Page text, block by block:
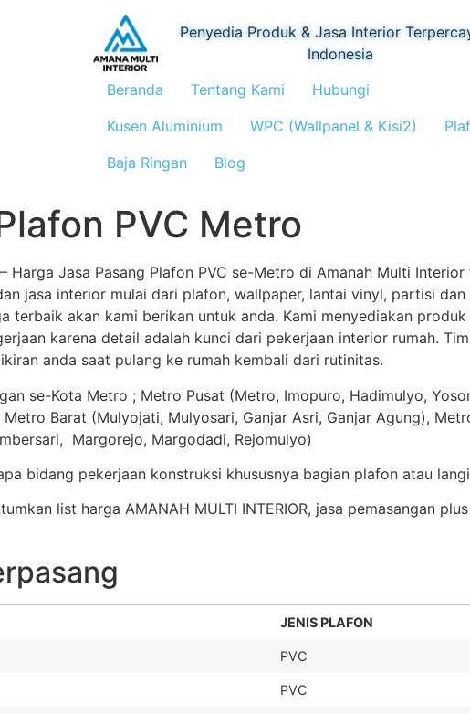
Penyedia Produk & Jasa Interior
Indonesia
Beranda
Tentang Kami
Hubungi
Kusen Aluminium
WPC (Wallpanel & Kisi2)
Baja Ringan
Blog
PVC Metro
– Harga Jasa Pasang Plafon PVC se-Metro di Amanah Multi
jasa interior mulai dari plafon, wallpaper, lantai vinyl, partisi dan
terbaik akan kami berikan untuk anda. Kami menyediakan
karena detail adalah kunci dari pekerjaan interior rumah.
anda saat pulang ke rumah kembali dari rutinitas.
se-Kota Metro ; Metro Pusat (Metro, Imopuro, Hadimulyo,
Barat (Mulyojati, Mulyosari, Ganjar Asri, Ganjar Agung),
Margorejo, Margodadi, Rejomulyo)
bidang pekerjaan konstruksi khususnya bagian plafon atau
list harga AMANAH MULTI INTERIOR, jasa pemasangan
JENIS PLAFON
PVC
PVC